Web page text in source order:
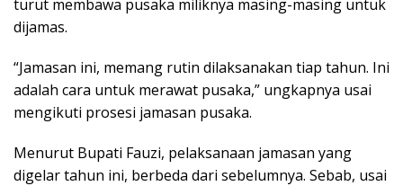
turut membawa pusaka miliknya masing-masing untuk
dijamas.
“Jamasan ini, memang rutin dilaksanakan tiap tahun. Ini
adalah cara untuk merawat pusaka,” ungkapnya usai
mengikuti prosesi jamasan pusaka.
Menurut Bupati Fauzi, pelaksanaan jamasan yang
digelar tahun ini, berbeda dari sebelumnya. Sebab, usai